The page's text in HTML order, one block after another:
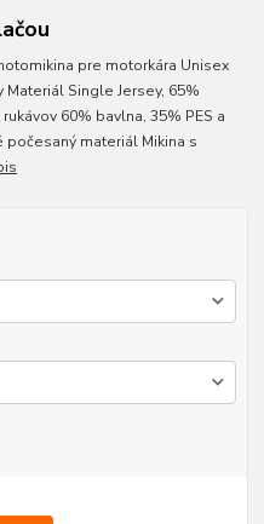
pre motorkára Unisex
Single Jersey, 65%
60% bavlna, 35% PES a
počesaný materiál Mikina s